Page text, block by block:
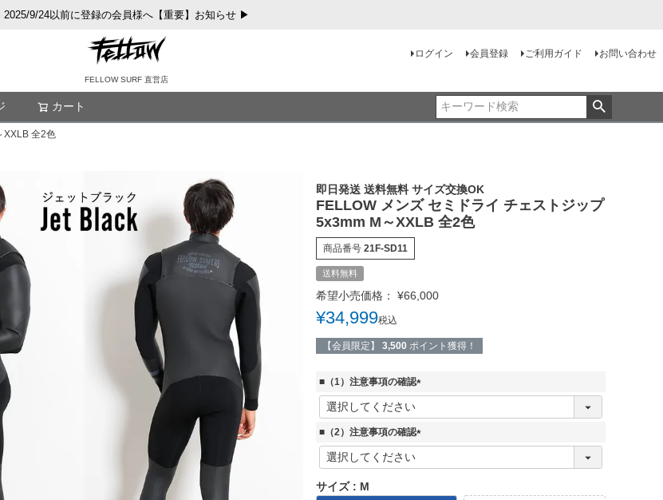
2025/9/24以前に登録の会員様へ【重要】お知らせ ▶
FELLOW SURF 直営店
ログイン 会員登録 ご利用ガイド お問い合わせ
カート
XXLB 全2色
即日発送 送料無料 サイズ交換OK
FELLOW メンズ セミドライ チェストジップ
5x3mm M～XXLB 全2色
商品番号 21F-SD11
送料無料
希望小売価格： ¥66,000
¥34,999税込
【会員限定】 3,500 ポイント獲得！
■（1）注意事項の確認
(
須
■（2）注意事項の確認
(
)
サイズ
M